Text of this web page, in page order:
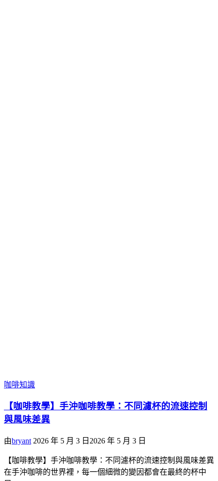
咖啡知識
【咖啡教學】手沖咖啡教學：不同濾杯的流速控制
與風味差異
由bryant 2026 年 5 月 3 日 2026 年 5 月 3 日
【咖啡教學】手沖咖啡教學：不同濾杯的流速控制與風味差異
在手沖咖啡的世界裡，每一個細微的變因都會在最終的杯中